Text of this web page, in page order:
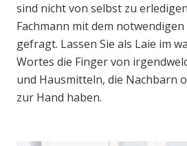
sind nicht von selbst zu
Fachmann mit dem
gefragt. Lassen Sie als Laie im
Wortes die Finger von
und Hausmitteln, die Nachbarn
zur Hand haben.